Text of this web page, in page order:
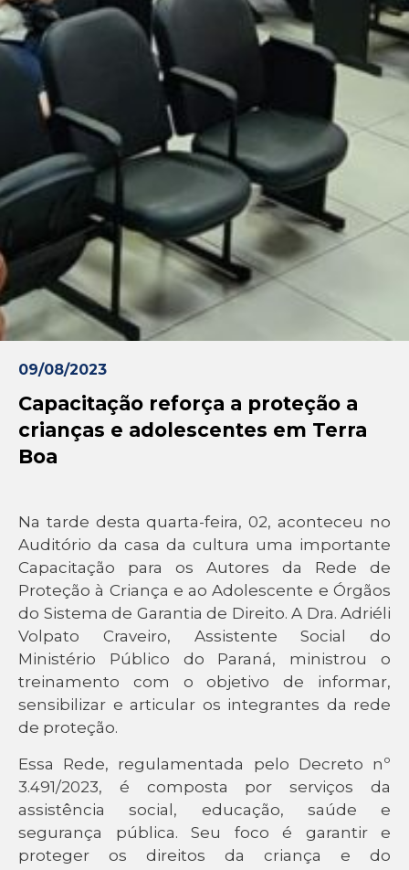
09/08/2023
Capacitação reforça a proteção a
crianças e adolescentes em Terra
Boa
Na tarde desta quarta-feira, 02, aconteceu no
Auditório da casa da cultura uma importante
Capacitação para os Autores da Rede de
Proteção à Criança e ao Adolescente e Órgãos
do Sistema de Garantia de Direito. A Dra. Adriéli
Volpato Craveiro, Assistente Social do
Ministério Público do Paraná, ministrou o
treinamento com o objetivo de informar,
sensibilizar e articular os integrantes da rede
de proteção.
Essa Rede, regulamentada pelo Decreto nº
3.491/2023, é composta por serviços da
assistência social, educação, saúde e
segurança pública. Seu foco é garantir e
proteger os direitos da criança e do